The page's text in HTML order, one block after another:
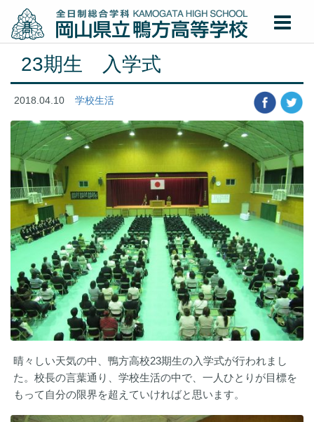
23期生 入学式
2018.04.10 学校生活
晴々しい天気の中、鴨方高校23期生の入学式が行われまし
た。校長の言葉通り、学校生活の中で、一人ひとりが目標を
もって自分の限界を超えていければと思います。